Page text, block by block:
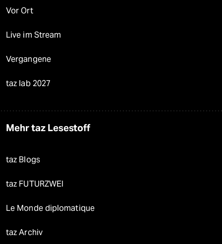
Vor Ort
Live im Stream
Vergangene
taz lab 2027
Mehr taz Lesestoff
taz Blogs
taz FUTURZWEI
Le Monde diplomatique
taz Archiv